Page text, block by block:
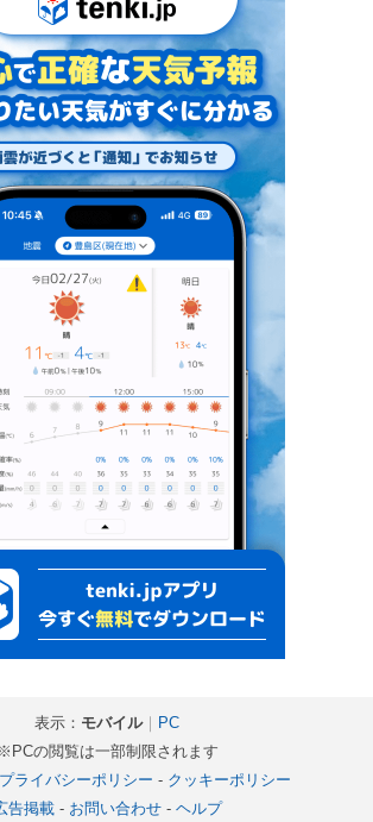
表示： モバイル｜ PC
※PCの閲覧は一部制限されます
プライバシーポリシー - クッキーポリシー
告掲載- お問い合わせ- ヘルプ